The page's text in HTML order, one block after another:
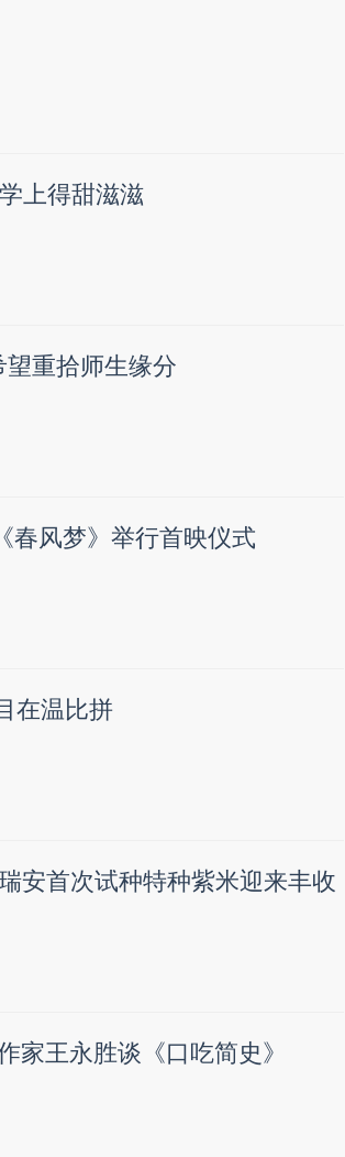
上得甜滋滋
重拾师生缘分
春风梦》举行首映仪式
在温比拼
安首次试种特种紫米迎来丰收
家王永胜谈《口吃简史》